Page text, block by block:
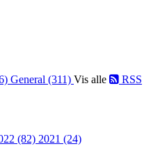
General (311) Vis alle RSS
(82) 2021 (24)